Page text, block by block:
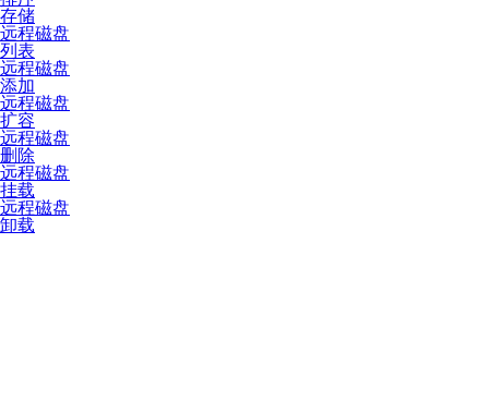
存储
远程磁盘
列表
远程磁盘
添加
远程磁盘
扩容
远程磁盘
删除
远程磁盘
挂载
远程磁盘
卸载